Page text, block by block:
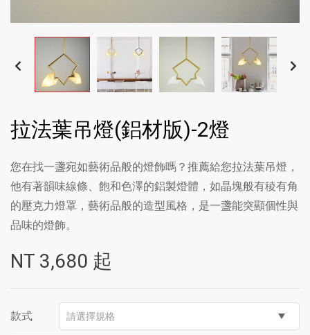
拉法葉吊燈(鋁材版)-2燈
您在找一盞宛如藝術品般的燈飾嗎？推薦給您拉法葉吊燈，
他有著韻味線條、飽和色澤的鋁製燈體，如晶塊般有稜有角
的壓克力燈罩，藝術品般的造型風格，是一盞能突顯個性與
品味的燈飾。
NT 3,680 起
款式 請選擇規格